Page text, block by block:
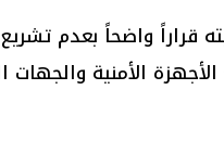
واضحاً بعدم
الأمنية